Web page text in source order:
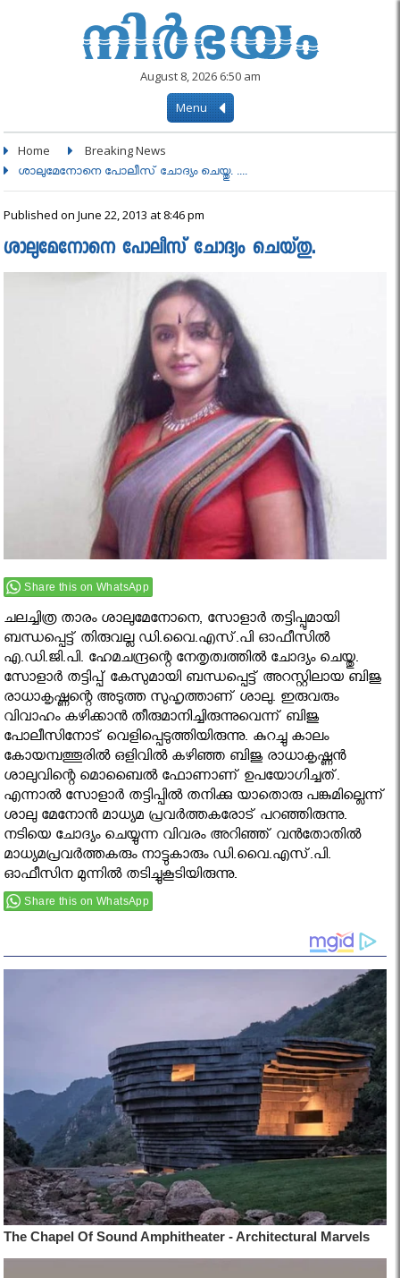
August 8, 2026 6:50 am
Menu
Home Breaking News
ശാലുമേനോനെ പോലീസ് ചോദ്യം ചെയ്തു. ....
Published on June 22, 2013 at 8:46 pm
ശാലുമേനോനെ പോലീസ് ചോദ്യം ചെയ്തു.
Share this on WhatsApp
ചലച്ചിത്ര താരം ശാലുമേനോനെ, സോളാര്‍ തട്ടിപ്പുമായി
ബന്ധപ്പെട്ട് തിരുവല്ല ഡി.വൈ.എസ്.പി ഓഫീസില്‍
എ.ഡി.ജി.പി. ഹേമചന്ദ്രന്റെ നേതൃത്വത്തില്‍ ചോദ്യം ചെയ്തു.
സോളാര്‍ തട്ടിപ്പ് കേസുമായി ബന്ധപ്പെട്ട് അറസ്റ്റിലായ ബിജു
രാധാകൃഷ്ണന്റെ അടുത്ത സുഹൃത്താണ് ശാലു. ഇരുവരും
വിവാഹം കഴിക്കാന്‍ തീരുമാനിച്ചിരുന്നുവെന്ന് ബിജു
പോലീസിനോട് വെളിപ്പെടുത്തിയിരുന്നു. കുറച്ചു കാലം
കോയമ്പത്തൂരില്‍ ഒളിവില്‍ കഴിഞ്ഞ ബിജു രാധാകൃഷ്ണന്‍
ശാലുവിന്റെ മൊബൈല്‍ ഫോണാണ് ഉപയോഗിച്ചത്.
എന്നാല്‍ സോളാര്‍ തട്ടിപ്പില്‍ തനിക്കു യാതൊരു പങ്കുമില്ലെന്ന്
ശാലു മേനോന്‍ മാധ്യമ പ്രവര്‍ത്തകരോട് പറഞ്ഞിരുന്നു.
നടിയെ ചോദ്യം ചെയ്യുന്ന വിവരം അറിഞ്ഞ് വന്‍തോതില്‍
മാധ്യമപ്രവര്‍ത്തകരും നാട്ടുകാരും ഡി.വൈ.എസ്.പി.
ഓഫീസിന മുന്നില്‍ തടിച്ചുകൂടിയിരുന്നു.
Share this on WhatsApp